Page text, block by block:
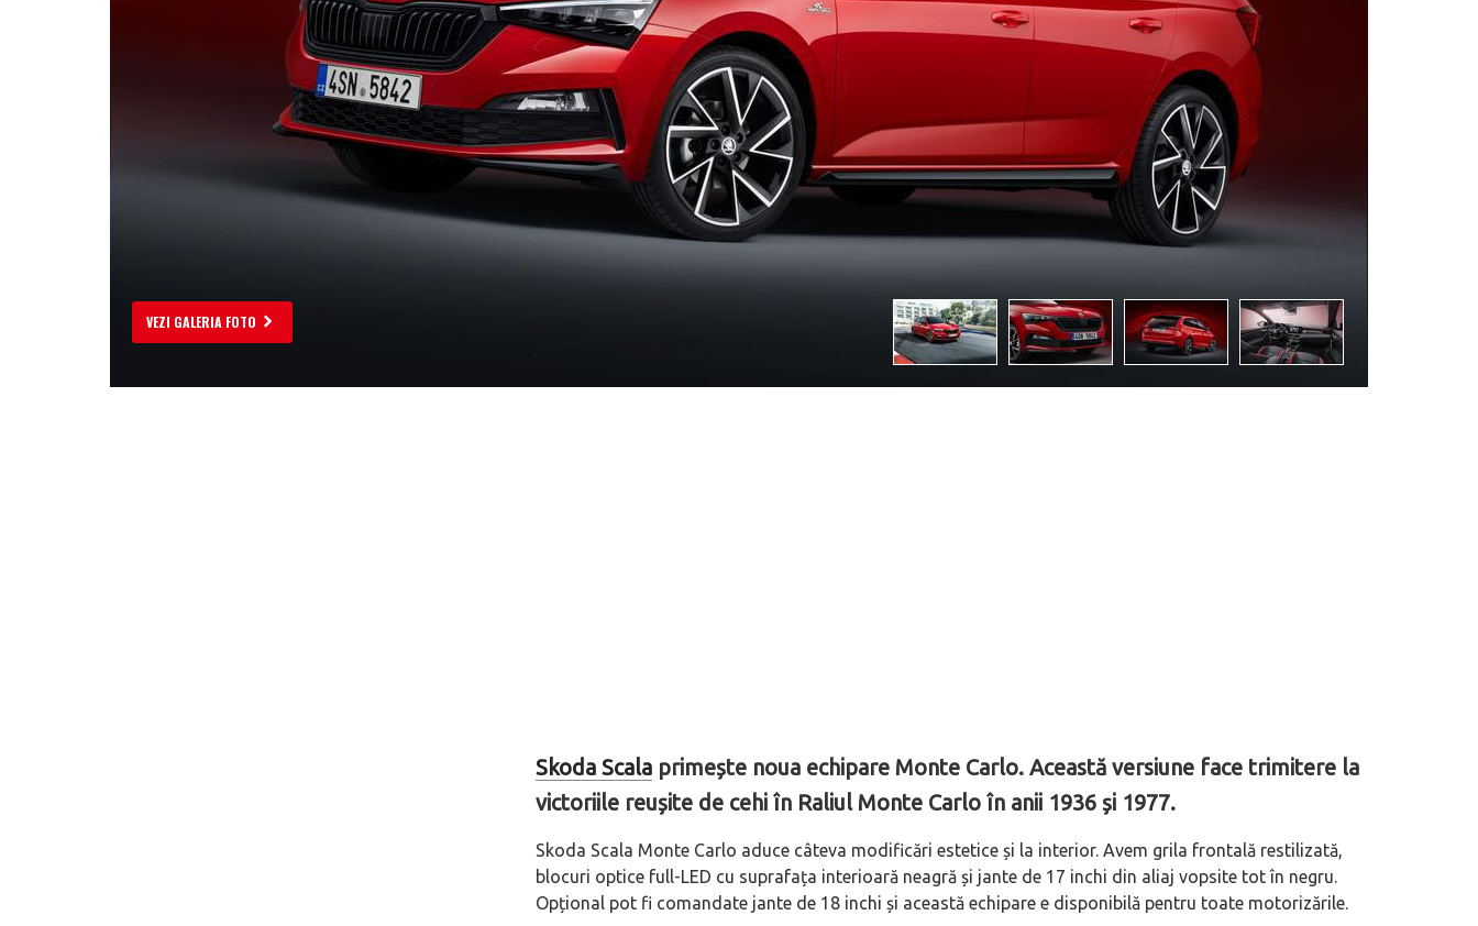
VEZI GALERIA FOTO
Skoda Scalaprimește noua echipare Monte Carlo. Această versiune face trimitere la
victoriile reușite de cehi în Raliul Monte Carlo în anii 1936 și 1977.
Skoda Scala Monte Carlo aduce câteva modificări estetice și la interior. Avem grila frontală restilizată,
blocuri optice full-LED cu suprafața interioară neagră și jante de 17 inchi din aliaj vopsite tot în negru.
Opțional pot fi comandate jante de 18 inchi și această echipare e disponibilă pentru toate motorizările.